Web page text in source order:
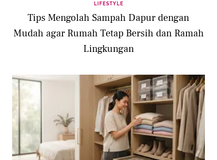
LIFESTYLE
Tips Mengolah Sampah Dapur dengan
Mudah agar Rumah Tetap Bersih dan Ramah
Lingkungan